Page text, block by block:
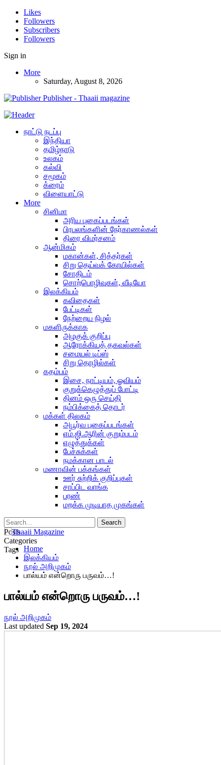
Likes
Followers
Subscribers
Followers
Sign in
More
Saturday, August 8, 2026
Publisher - Thaaii magazine
நாட்டு நடப்பு
இந்தியா
தமிழ்நாடு
உலகம்
கல்வி
சமூகம்
க்ரைம்
விளையாட்டு
More
சினிமா
அரிய புகைப்படங்கள்
பிரபலங்களின் நேர்காணல்கள்
திரை விமர்சனம்
ஆன்மிகம்
மகான்கள், சித்தர்கள்
சிறு தெய்வக் கோயில்கள்
சோதிடம்
சொற்பொழிவுகள், வீடியோ
இலக்கியம்
கவிதைகள்
பேட்டிகள்
நேற்றைய நிழல்
மகளிருக்காக
அழகுக் குறிப்பு
ஆரோக்கியத் தகவல்கள்
சமையல் டிப்ஸ்
சிறு தொழில்கள்
கதம்பம்
இசை, நாட்டியம், ஓவியம்
குறுக்கெழுத்துப் போட்டி
தினம் ஒரு செய்தி
நம்பிக்கைத் தொடர்
மக்கள் திலகம்
அபூர்வ புகைப்படங்கள்
எம்.ஜி.ஆரின் குறும்படம்
எழுத்துக்கள்
பேச்சுக்கள்
நமக்கான பாடல்
மணாவின் பக்கங்கள்
ஊர் சுற்றிக் குறிப்புகள்
சாப்பிட வாங்க
பரண்
மறக்க முடியாத முகங்கள்
Posts
Categories
Tags Home
இலக்கியம்
நூல் அறிமுகம்
பால்யம் என்றொரு பருவம்…!
பால்யம் என்றொரு பருவம்…!
நூல் அறிமுகம்
Last updated Sep 19, 2024